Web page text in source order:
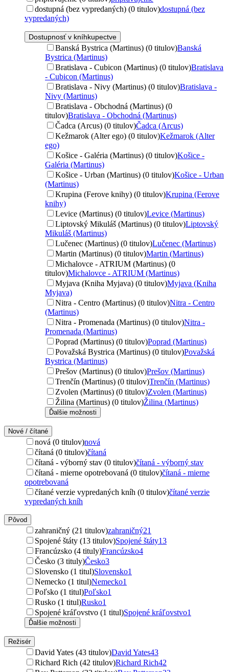
dostupná (bez vypredaných) (0 titulov)dostupná (bez
vypredaných)
Dostupnosť v kníhkupectve
Banská Bystrica (Martinus) (0 titulov)Banská
Bystrica (Martinus)
Bratislava - Cubicon (Martinus) (0 titulov)Bratislava
- Cubicon (Martinus)
Bratislava - Nivy (Martinus) (0 titulov)Bratislava -
Nivy (Martinus)
Bratislava - Obchodná (Martinus) (0
titulov)Bratislava - Obchodná (Martinus)
Čadca (Arcus) (0 titulov)Čadca (Arcus)
Kežmarok (Alter ego) (0 titulov)Kežmarok (Alter
ego)
Košice - Galéria (Martinus) (0 titulov)Košice -
Galéria (Martinus)
Košice - Urban (Martinus) (0 titulov)Košice - Urban
(Martinus)
Krupina (Ferove knihy) (0 titulov)Krupina (Ferove
knihy)
Levice (Martinus) (0 titulov)Levice (Martinus)
Liptovský Mikuláš (Martinus) (0 titulov)Liptovský
Mikuláš (Martinus)
Lučenec (Martinus) (0 titulov)Lučenec (Martinus)
Martin (Martinus) (0 titulov)Martin (Martinus)
Michalovce - ATRIUM (Martinus) (0
titulov)Michalovce - ATRIUM (Martinus)
Myjava (Kniha Myjava) (0 titulov)Myjava (Kniha
Myjava)
Nitra - Centro (Martinus) (0 titulov)Nitra - Centro
(Martinus)
Nitra - Promenada (Martinus) (0 titulov)Nitra -
Promenada (Martinus)
Poprad (Martinus) (0 titulov)Poprad (Martinus)
Považská Bystrica (Martinus) (0 titulov)Považská
Bystrica (Martinus)
Prešov (Martinus) (0 titulov)Prešov (Martinus)
Trenčín (Martinus) (0 titulov)Trenčín (Martinus)
Zvolen (Martinus) (0 titulov)Zvolen (Martinus)
Žilina (Martinus) (0 titulov)Žilina (Martinus)
Ďalšie možnosti
Nové / čítané
nová (0 titulov)nová
čítaná (0 titulov)čítaná
čítaná - výborný stav (0 titulov)čítaná - výborný stav
čítaná - mierne opotrebovaná (0 titulov)čítaná - mierne
opotrebovaná
čítané verzie vypredaných kníh (0 titulov)čítané verzie
vypredaných kníh
Pôvod
zahraničný (21 titulov)zahraničný21
Spojené štáty (13 titulov)Spojené štáty13
Francúzsko (4 tituly)Francúzsko4
Česko (3 tituly)Česko3
Slovensko (1 titul)Slovensko1
Nemecko (1 titul)Nemecko1
Poľsko (1 titul)Poľsko1
Rusko (1 titul)Rusko1
Spojené kráľovstvo (1 titul)Spojené kráľovstvo1
Ďalšie možnosti
Režisér
David Yates (43 titulov)David Yates43
Richard Rich (42 titulov)Richard Rich42